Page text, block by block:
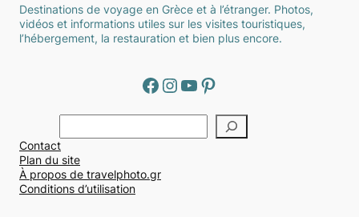
Destinations de voyage en Grèce et à l’étranger. Photos,
vidéos et informations utiles sur les visites touristiques,
l’hébergement, la restauration et bien plus encore.
Facebook Instagram YouTube Pinterest
ν
α
ζ
ή
Contact
Plan du site
À propos de travelphoto.gr
Conditions d’utilisation